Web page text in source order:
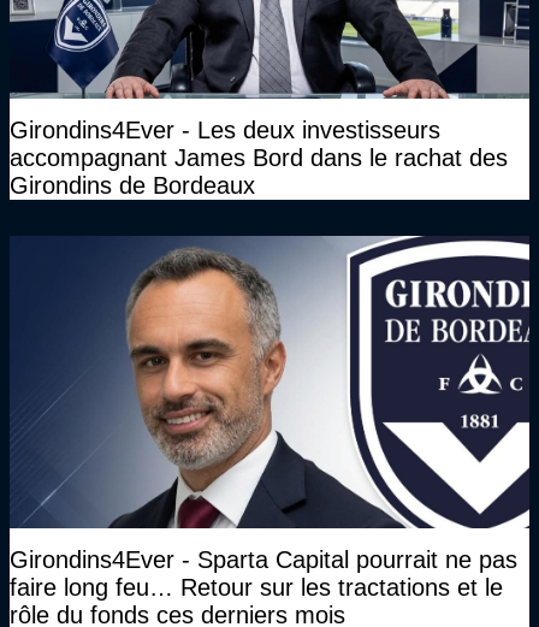
Girondins4Ever - Les deux investisseurs
accompagnant James Bord dans le rachat des
Girondins de Bordeaux
Girondins4Ever - Sparta Capital pourrait ne pas
faire long feu… Retour sur les tractations et le
rôle du fonds ces derniers mois